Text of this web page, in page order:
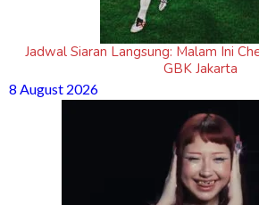
Jadwal Siaran Langsung: Malam Ini
GBK Jakarta
8 August 2026